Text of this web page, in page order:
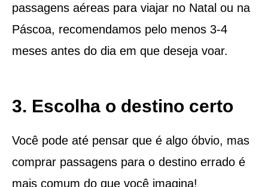
passagens aéreas para viajar no Natal ou na
Páscoa, recomendamos pelo menos 3-4
meses antes do dia em que deseja voar.
3. Escolha o destino certo
Você pode até pensar que é algo óbvio, mas
comprar passagens para o destino errado é
mais comum do que você imagina!